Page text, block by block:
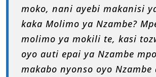
moko, nani ayebi makanisi
kaka Molimo ya Nzambe?
molimo ya mokili te, kasi
oyo auti epai ya Nzambe
makabo nyonso oyo Nzambe